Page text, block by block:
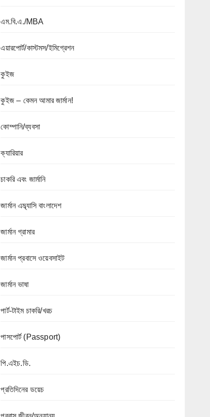
এম.বি.এ./MBA
এয়ারপোর্ট/কাস্টমস/ইমিগ্রেশন
কুইজ
কুইজ – কেমন আমার জার্মান!
কোম্পানি/ব্যবসা
ক্যারিয়ার
চাকরি এবং জার্মানি
জার্মান এম্ব্যাসি বাংলাদেশ
জার্মান গ্রামার
জার্মান প্রবাসে ওয়েবসাইট
জার্মান ভাষা
পার্ট-টাইম চাকরি/খরচ
পাসপোর্ট (Passport)
পি.এইচ.ডি.
প্রতিদিনের ডয়েচ